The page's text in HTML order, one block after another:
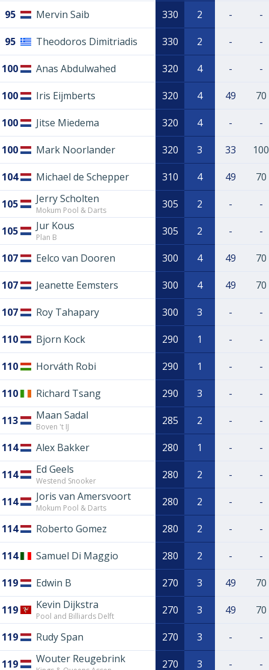
95 Mervin Saib 330 2 - -
95 Theodoros Dimitriadis 330 2 - -
100 Anas Abdulwahed 320 4 - -
100 Iris Eijmberts 320 4 49 70
100 Jitse Miedema 320 4 - -
100 Mark Noorlander 320 3 33 100
104 Michael de Schepper 310 4 49 70
105 Jerry Scholten
Mokum Pool & Darts 305 2 - -
105 Jur Kous
Plan B 305 2 - -
107 Eelco van Dooren 300 4 49 70
107 Jeanette Eemsters 300 4 49 70
107 Roy Tahapary 300 3 - -
110 Bjorn Kock 290 1 - -
110 Horváth Robi 290 1 - -
110 Richard Tsang 290 3 - -
113 Maan Sadal
Boven 't IJ 285 2 - -
114 Alex Bakker 280 1 - -
114 Ed Geels
Westend Snooker 280 2 - -
114 Joris van Amersvoort
Mokum Pool & Darts 280 2 - -
114 Roberto Gomez 280 2 - -
114 Samuel Di Maggio 280 2 - -
119 Edwin B 270 3 49 70
119 Kevin Dijkstra
Pool and Billiards Delft 270 3 49 70
119 Rudy Span 270 3 - -
119 Wouter Reugebrink 270 3 - -